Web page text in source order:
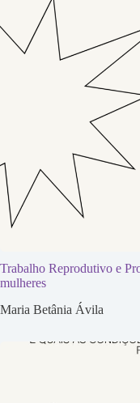
Trabalho Reprodutivo e
mulheres
Maria Betânia Ávila